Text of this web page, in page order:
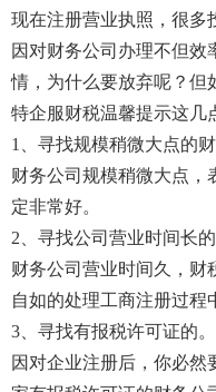
现在注册营业执照，很多
因对财务公司办理不但效
情，为什么要放弃呢？但
特企服财税温馨提示这几
1、寻找规模稍微大点的财
财务公司规模稍微大点，
定非常好。
2、寻找公司营业时间长的
财务公司营业时间久，财
自如的处理工商注册过程
3、寻找有报税许可证的。
因对企业注册后，你必然